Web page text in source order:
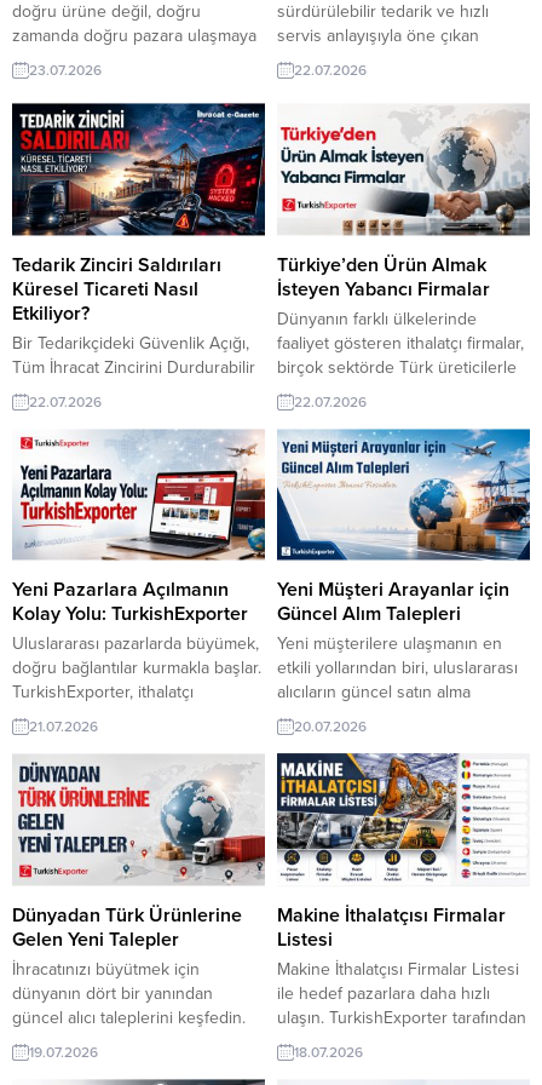
doğru ürüne değil, doğru
zamanda doğru pazara ulaşmaya
da bağlıdır. TurkishExporter
güncel dış ticaret fırsatları;
ithalatçıların taleplerini, yeni pazar
sinyallerini ve potansiyel iş
bağlantılarını yakından takip
etmek isteyen ihracatçılar için
güçlü bir kaynak oluşturur. Rus
Firma, Bitkisel Karışım Macunu
Almak İstiyorBrezilyalı Tüccar,
Türkiye’den Siyah Çay İthal...
23.07.2026
sürdürülebilir tedarik ve hızlı
servis anlayışıyla öne çıkan
Reksoil Petrokimya San. ve Tic.
A.Ş., 71 ülkeye madeni yağ türleri
ihraç ediyor. Rexoil markasıyla
firma ihracatta yakaladığı istikrarlı
büyüme ile Türkiye’nin global
pazarlardaki güçlü
temsilcilerinden biri olmayı
sürdürüyor. 2004 yılında faaliyete
başlayan şirket, Ataşehir’deki
genel merkezi ve...
22.07.2026
Tedarik Zinciri Saldırıları
Küresel Ticareti Nasıl
Etkiliyor?
Bir Tedarikçideki Güvenlik Açığı,
Tüm İhracat Zincirini Durdurabilir
Dijital dönüşümün hız
kazanmasıyla birlikte ihracat
süreçleri de giderek daha fazla
birbirine bağlı sistemler
üzerinden yürütülüyor. ERP
yazılımları, lojistik firmaları,
gümrük entegrasyonları, bulut
tabanlı uygulamalar ve üçüncü
taraf hizmet sağlayıcılar, küresel
ticaretin ayrılmaz bir parçası
haline gelirken, bu yapı yeni bir
siber...
22.07.2026
Türkiye’den Ürün Almak
İsteyen Yabancı Firmalar
Dünyanın farklı ülkelerinde
faaliyet gösteren ithalatçı firmalar,
birçok sektörde Türk üreticilerle
iş birliği kurmayı hedefliyor.
TurkishExporter‘da güncel satın
alma taleplerini takip ederek
ürünlerinize ilgi duyan potansiyel
alıcılara ulaşabilir, uluslararası
pazarlarda markanızın
görünürlüğünü artırabilirsiniz.
İtalyan Firma, Oversize Tişört
Satın Almak İstiyorUkrayna, Soğuk
Haddelenmiş Rulo Talep
EdiyorSomali Şirketi, Buğday Unu
Tedarikçisi ArıyorHindistanlı...
22.07.2026
Yeni Pazarlara Açılmanın
Kolay Yolu: TurkishExporter
Uluslararası pazarlarda büyümek,
doğru bağlantılar kurmakla başlar.
TurkishExporter, ithalatçı
firmaların güncel satın alma
taleplerini tek platformda sunarak
ihracatçılara yeni ticaret
fırsatlarının kapısını aralar. Her
yeni talep, yeni bir pazar ve uzun
vadeli bir iş ortaklığı için önemli
bir başlangıç olabilir. Kuveytli
Toptancı, Şişelenmiş Mineralli Su
Almak İstiyorAvusturyalı Şirket,
Türkiye’den İpek...
21.07.2026
Yeni Müşteri Arayanlar için
Güncel Alım Talepleri
Yeni müşterilere ulaşmanın en
etkili yollarından biri, uluslararası
alıcıların güncel satın alma
ihtiyaçlarını yakından takip
etmektir. TurkishExporter‘da yer
alan alım taleplerini inceleyerek
sektörünüze uygun fırsatları
değerlendirebilir, farklı ülkelerdeki
firmalarla yeni ticari bağlantılar
kurabilirsiniz. Güney Afrika
Firması, Güvenlik Üniforması
Almak İstiyorIraklı Şirket,
Türkiye’den Sıvı Sabun İthal
Etmek İstiyorİsviçreli Alıcı, Yangın
Acil...
20.07.2026
Dünyadan Türk Ürünlerine
Gelen Yeni Talepler
İhracatınızı büyütmek için
dünyanın dört bir yanından
güncel alıcı taleplerini keşfedin.
TurkishExporter ile sektörünüze
uygun yurt dışı müşteri fırsatlarına
19.07.2026
Makine İthalatçısı Firmalar
Listesi
Makine İthalatçısı Firmalar Listesi
ile hedef pazarlara daha hızlı
ulaşın. TurkishExporter tarafından
hazırlanan güncel firma verileri
sayesinde güvenilir ithalatçılar,
18.07.2026